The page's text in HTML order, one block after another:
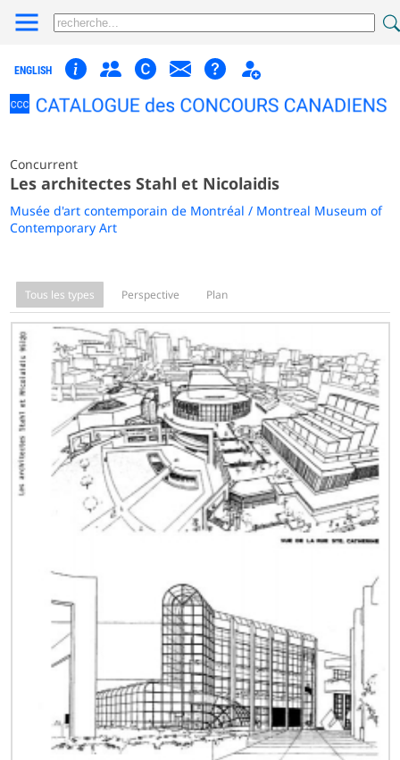
ENGLISH
Concurrent
Les architectes Stahl et Nicolaidis
Musée d'art contemporain de Montréal / Montreal Museum of
Contemporary Art
Tous les types Perspective Plan